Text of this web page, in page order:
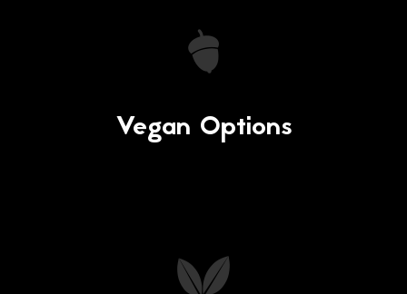
Vegan Options